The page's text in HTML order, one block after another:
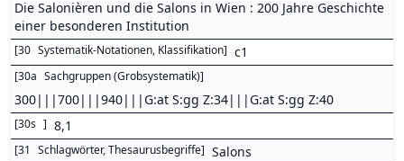
Die Salonièren und die Salons in Wien : 200 Jahre Geschichte
einer besonderen Institution
[30 Systematik-Notationen, Klassifikation] c1
[30a Sachgruppen (Grobsystematik)]
300|||700|||940|||G:at S:gg Z:34|||G:at S:gg Z:40
[30s ] 8,1
[31 Schlagwörter, Thesaurusbegriffe] Salons